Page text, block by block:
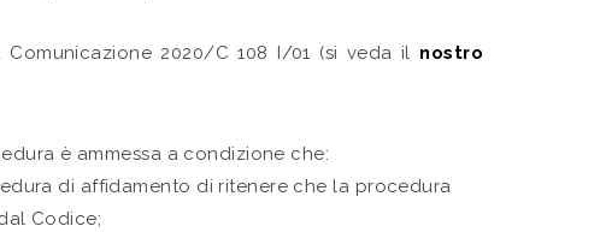
2020/C 108 I/01 (si veda il nostro
è ammessa a condizione che:
di affidamento di ritenere che la procedura
Codice;